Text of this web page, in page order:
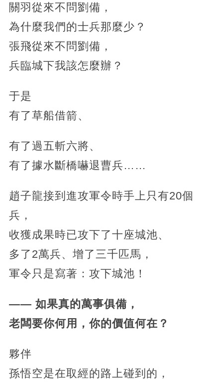
關羽從來不問劉備，
為什麼我們的士兵那麼少？
張飛從來不問劉備，
兵臨城下我該怎麼辦？
于是
有了草船借箭、
有了過五斬六將、
有了據水斷橋嚇退曹兵……
趙子龍接到進攻軍令時手上只有20個
兵，
收獲成果時已攻下了十座城池、
多了2萬兵、增了三千匹馬，
軍令只是寫著：攻下城池！
—— 如果真的萬事俱備，
老闆要你何用，你的價值何在？
夥伴
孫悟空是在取經的路上碰到的，